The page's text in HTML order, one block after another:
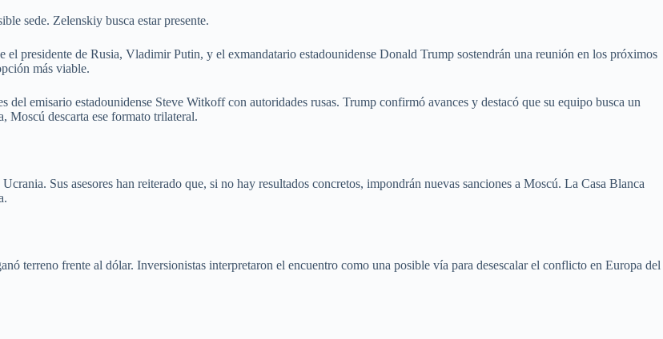
sede. Zelenskiy busca estar presente.
presidente de Rusia, Vladimir Putin, y el exmandatario estadounidense Donald Trump sostendrán una reunión en los próximos
más viable.
emisario estadounidense Steve Witkoff con autoridades rusas. Trump confirmó avances y destacó que su equipo busca un
Moscú descarta ese formato trilateral.
Sus asesores han reiterado que, si no hay resultados concretos, impondrán nuevas sanciones a Moscú. La Casa Blanca
terreno frente al dólar. Inversionistas interpretaron el encuentro como una posible vía para desescalar el conflicto en Europa del